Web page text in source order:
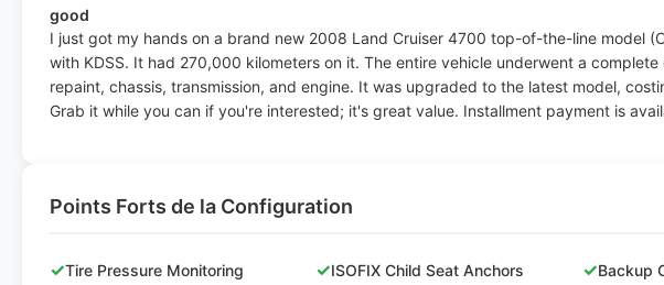
good
I just got my hands on a brand new 2008 Land Cruiser 4700 top-of-the-line model
with KDSS. It had 270,000 kilometers on it. The entire vehicle underwent a complete
repaint, chassis, transmission, and engine. It was upgraded to the latest model,
Grab it while you can if you're interested; it's great value. Installment payment is
Points Forts de la Configuration
✓Tire Pressure Monitoring ✓ISOFIX Child Seat Anchors ✓Backup